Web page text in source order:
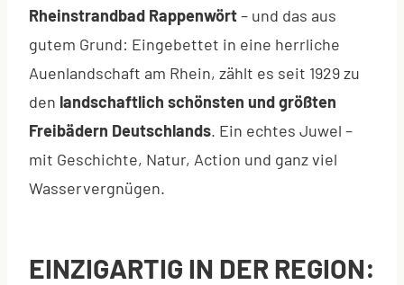
Rheinstrandbad Rappenwört– und das aus
gutem Grund: Eingebettet in eine herrliche
Auenlandschaft am Rhein, zählt es seit 1929 zu
den landschaftlich schönsten und größten
Freibädern Deutschlands. Ein echtes Juwel –
mit Geschichte, Natur, Action und ganz viel
Wasservergnügen.
EINZIGARTIG IN DER REGION: